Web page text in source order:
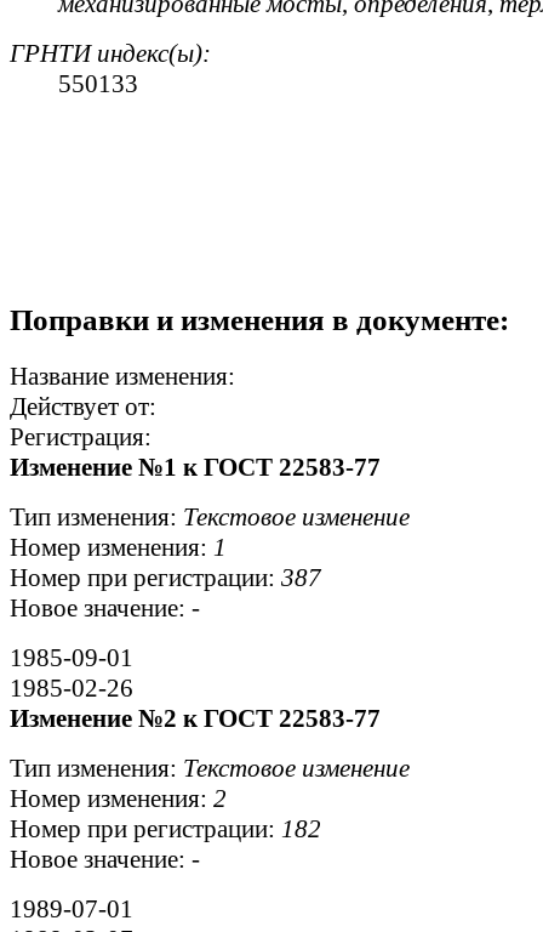
ГРНТИ индекс(ы):
550133
Поправки и изменения в документе:
Название изменения:
Действует от:
Регистрация:
Изменение №1 к ГОСТ 22583-77
Тип изменения: Текстовое изменение
Номер изменения: 1
Номер при регистрации: 387
Новое значение: -
1985-09-01
1985-02-26
Изменение №2 к ГОСТ 22583-77
Тип изменения: Текстовое изменение
Номер изменения: 2
Номер при регистрации: 182
Новое значение: -
1989-07-01